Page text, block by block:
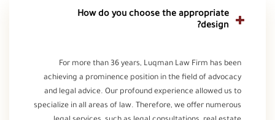
How do you choose the appropriate
design?
For more than 36 years, Luqman Law Firm has been
achieving a prominence position in the field of advocacy
and legal advice. Our profound experience allowed us to
specialize in all areas of law. Therefore, we offer numerous